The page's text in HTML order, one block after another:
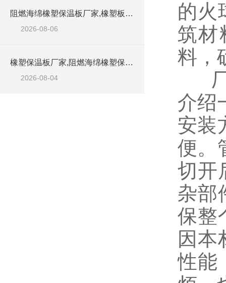
阻燃海绵橡塑保温板厂家,橡塑板厂家销售点
2026-08-06
橡塑保温板厂家,阻燃海绵橡塑保温板厂家出售
2026-08-04
的火
筑材
料，
厂
介绍
安装
便。
切开
杂部
保整
因本
性能